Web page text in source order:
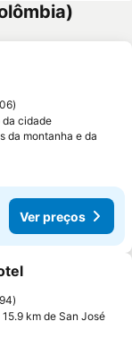
favoritos
da cidade
da montanha e da
Ver preços
favoritos
km de San José